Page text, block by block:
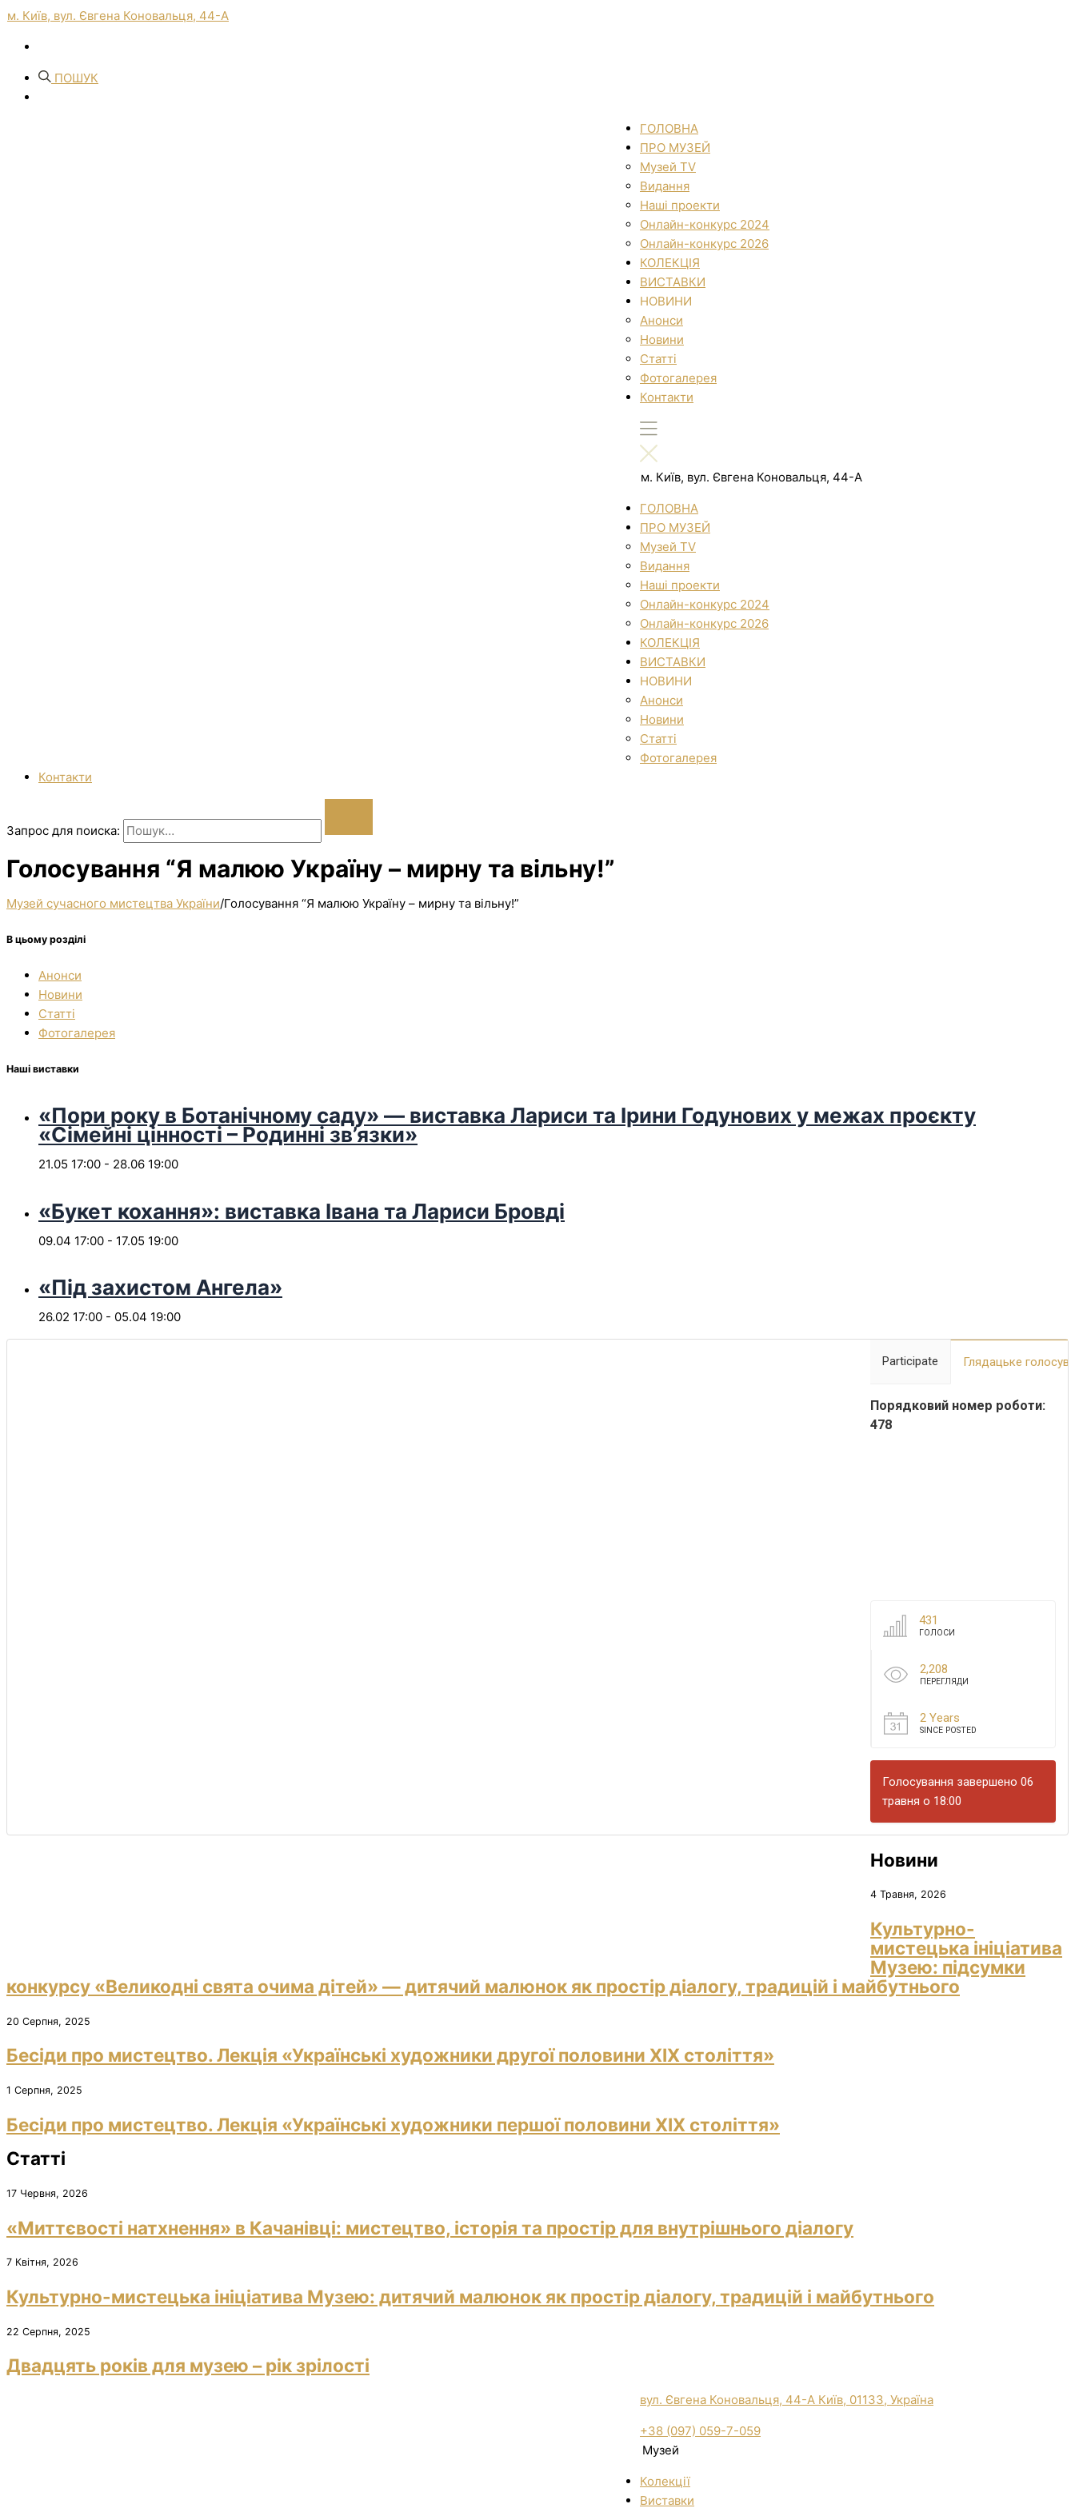
м. Київ, вул. Євгена Коновальця, 44-А
ПОШУК
ГОЛОВНА
ПРО МУЗЕЙ
Музей TV
Видання
Наші проекти
Онлайн-конкурс 2024
Онлайн-конкурс 2026
КОЛЕКЦІЯ
ВИСТАВКИ
НОВИНИ
Анонси
Новини
Статті
Фотогалерея
Контакти
м. Київ, вул. Євгена Коновальця, 44-А
ГОЛОВНА
ПРО МУЗЕЙ
Музей TV
Видання
Наші проекти
Онлайн-конкурс 2024
Онлайн-конкурс 2026
КОЛЕКЦІЯ
ВИСТАВКИ
НОВИНИ
Анонси
Новини
Статті
Фотогалерея
Контакти
Запрос для поиска:
Голосування “Я малюю Україну – мирну та вільну!”
Музей сучасного мистецтва України/Голосування “Я малюю Україну – мирну та вільну!”
В цьому розділі
Анонси
Новини
Статті
Фотогалерея
Наші виставки
«Пори року в Ботанічному саду» — виставка Лариси та Ірини Годунових у межах проєкту
«Сімейні цінності – Родинні зв’язки»
21.05 17:00 - 28.06 19:00
«Букет кохання»: виставка Івана та Лариси Бровді
09.04 17:00 - 17.05 19:00
«Під захистом Ангела»
26.02 17:00 - 05.04 19:00
Participate Глядацьке
Порядковий номер роботи:
478
431
ГОЛОСИ
2,208
ПЕРЕГЛЯДИ
2 Years
SINCE POSTED
Голосування завершено 06
травня о 18:00
Новини
4 Травня, 2026
Культурно-
мистецька ініціатива
Музею: підсумки
конкурсу «Великодні свята очима дітей» — дитячий малюнок як простір діалогу, традицій і майбутнього
20 Серпня, 2025
Бесіди про мистецтво. Лекція «Українські художники другої половини ХІХ століття»
1 Серпня, 2025
Бесіди про мистецтво. Лекція «Українські художники першої половини ХІХ століття»
Статті
17 Червня, 2026
«Миттєвості натхнення» в Качанівці: мистецтво, історія та простір для внутрішнього діалогу
7 Квітня, 2026
Культурно-мистецька ініціатива Музею: дитячий малюнок як простір діалогу, традицій і майбутнього
22 Серпня, 2025
Двадцять років для музею – рік зрілості
вул. Євгена Коновальця, 44-А Київ, 01133, Україна
+38 (097) 059-7-059
Музей
Колекції
Виставки